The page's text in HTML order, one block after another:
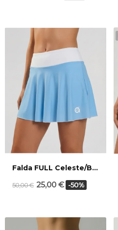
Falda FULL Celeste/Blanco
50,00 € 25,00 € -50%